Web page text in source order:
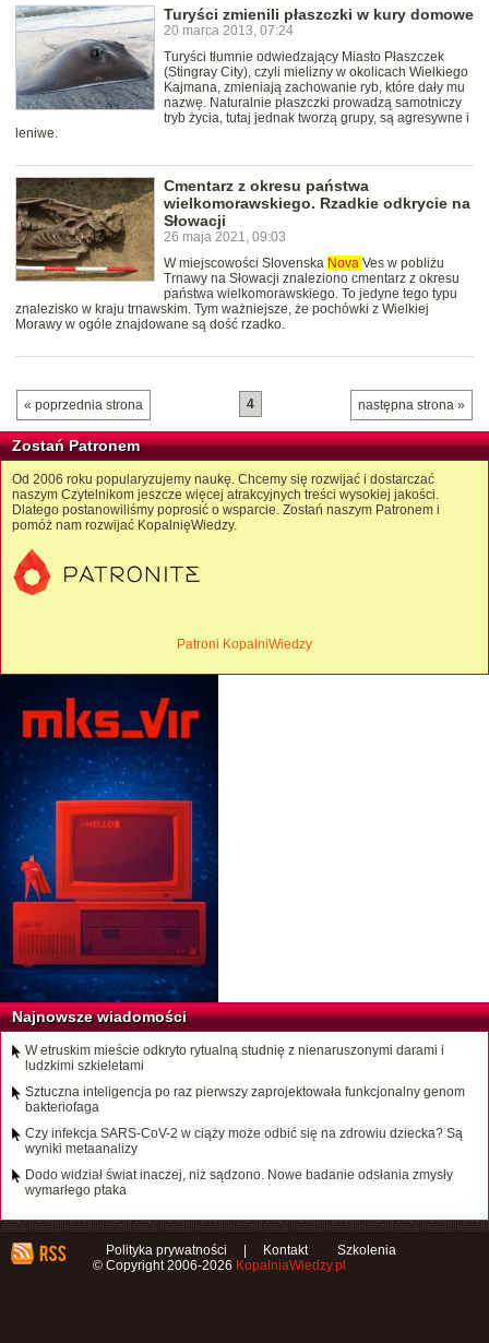
Turyści zmienili płaszczki w kury domowe
20 marca 2013, 07:24
Turyści tłumnie odwiedzający Miasto Płaszczek
(Stingray City), czyli mielizny w okolicach Wielkiego
Kajmana, zmieniają zachowanie ryb, które dały mu
nazwę. Naturalnie płaszczki prowadzą samotniczy
tryb życia, tutaj jednak tworzą grupy, są agresywne i
leniwe.
Cmentarz z okresu państwa
wielkomorawskiego. Rzadkie odkrycie na
Słowacji
26 maja 2021, 09:03
W miejscowości Slovenska Nova Ves w pobliżu
Trnawy na Słowacji znaleziono cmentarz z okresu
państwa wielkomorawskiego. To jedyne tego typu
znalezisko w kraju trnawskim. Tym ważniejsze, że pochówki z Wielkiej
Morawy w ogóle znajdowane są dość rzadko.
« poprzednia strona następna strona »
4
Zostań Patronem
Od 2006 roku popularyzujemy naukę. Chcemy się rozwijać i dostarczać
naszym Czytelnikom jeszcze więcej atrakcyjnych treści wysokiej jakości.
Dlatego postanowiliśmy poprosić o wsparcie. Zostań naszym Patronem i
pomóż nam rozwijać KopalnięWiedzy.
Patroni KopalniWiedzy
Najnowsze wiadomości
W etruskim mieście odkryto rytualną studnię z nienaruszonymi darami i
ludzkimi szkieletami
Sztuczna inteligencja po raz pierwszy zaprojektowała funkcjonalny genom
bakteriofaga
Czy infekcja SARS-CoV-2 w ciąży może odbić się na zdrowiu dziecka? Są
wyniki metaanalizy
Dodo widział świat inaczej, niż sądzono. Nowe badanie odsłania zmysły
wymarłego ptaka
Polityka prywatności Kontakt
Szkolenia
© Copyright 2006-2026 KopalniaWiedzy.pl